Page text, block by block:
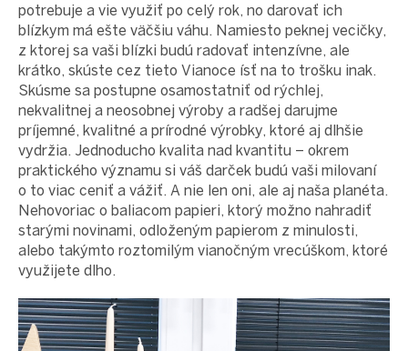
potrebuje a vie využiť po celý rok, no darovať ich
blízkym má ešte väčšiu váhu. Namiesto peknej vecičky,
z ktorej sa vaši blízki budú radovať intenzívne, ale
krátko, skúste cez tieto Vianoce ísť na to trošku inak.
Skúsme sa postupne osamostatniť od rýchlej,
nekvalitnej a neosobnej výroby a radšej darujme
príjemné, kvalitné a prírodné výrobky, ktoré aj dlhšie
vydržia. Jednoducho kvalita nad kvantitu – okrem
praktického významu si váš darček budú vaši milovaní
o to viac ceniť a vážiť. A nie len oni, ale aj naša planéta.
Nehovoriac o baliacom papieri, ktorý možno nahradiť
starými novinami, odloženým papierom z minulosti,
alebo takýmto roztomilým vianočným vrecúškom, ktoré
využijete dlho.